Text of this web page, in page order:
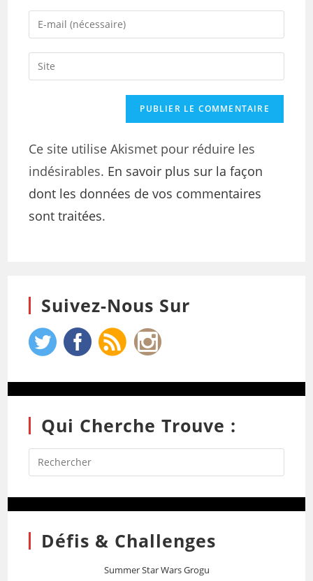
Ce site utilise Akismet pour réduire les
indésirables. En savoir plus sur la façon
dont les données de vos commentaires
sont traitées.
Suivez-Nous Sur
Qui Cherche Trouve :
Défis & Challenges
Summer Star Wars Grogu